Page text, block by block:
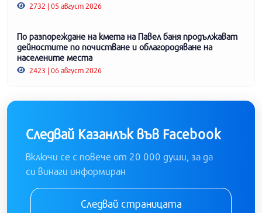
2732 | 05 август 2026
По разпореждане на кмета на Павел баня продължават
дейностите по почистване и облагородяване на
населените места
2423 | 06 август 2026
Следвай Казанлък във Facebook
Включи се с повече от 20 000 души, за да
си винаги информиран
Следвай страницата